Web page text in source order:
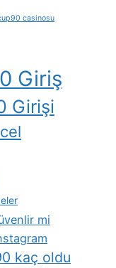
casinosu
Giriş
Girişi
mi
kaç oldu